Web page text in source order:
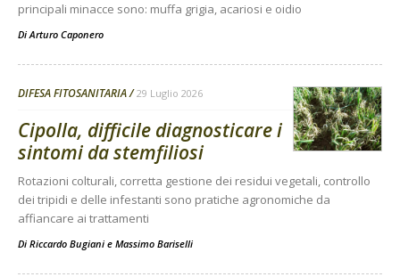
principali minacce sono: muffa grigia, acariosi e oidio
DiArturo Caponero
DIFESA FITOSANITARIA 29 Luglio 2026
Cipolla, difficile diagnosticare i
sintomi da stemfiliosi
Rotazioni colturali, corretta gestione dei residui vegetali, controllo
dei tripidi e delle infestanti sono pratiche agronomiche da
affiancare ai trattamenti
Di Riccardo Bugiani e Massimo Bariselli